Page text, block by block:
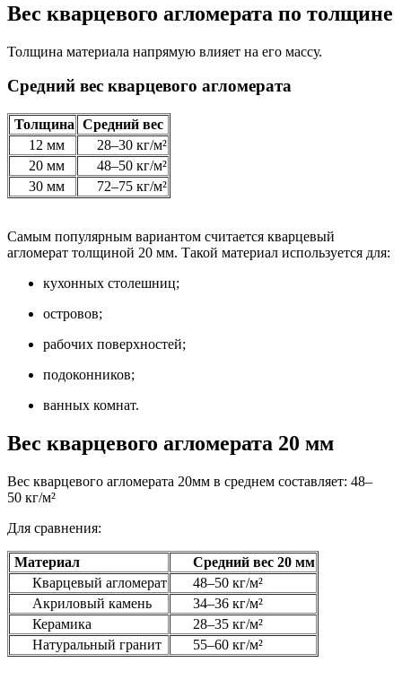
Вес кварцевого агломерата по толщине
Толщина материала напрямую влияет на его массу.
Средний вес кварцевого агломерата
Толщина Средний вес
12 мм
28–30 кг/м²
20 мм
48–50 кг/м²
30 мм
72–75 кг/м²
Самым популярным вариантом считается кварцевый
агломерат толщиной 20 мм. Такой материал используется для:
кухонных столешниц;
островов;
рабочих поверхностей;
подоконников;
ванных комнат.
Вес кварцевого агломерата 20 мм
Вес кварцевого агломерата 20мм в среднем составляет: 48–
50 кг/м²
Для сравнения:
Материал
Средний вес 20 мм
Кварцевый агломерат
48–50 кг/м²
Акриловый камень
34–36 кг/м²
Керамика
28–35 кг/м²
Натуральный гранит
55–60 кг/м²